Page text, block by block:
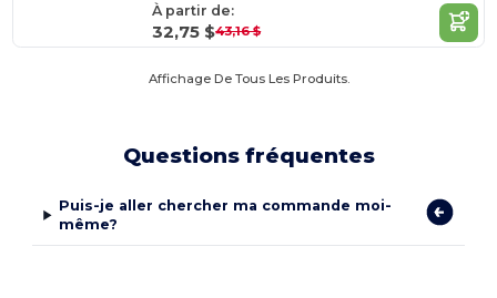
À partir de:
32,75 $43,16 $
Affichage De Tous Les Produits.
Questions fréquentes
Puis-je aller chercher ma commande moi-
même?